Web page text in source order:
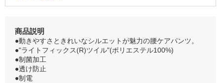
商品説明
●動きやすさときれいなシルエットが魅力の腰ケアパンツ。
●"ライトフィックス(R)ツイル"(ポリエステル100%)
●制菌加工
●透け防止
●制電